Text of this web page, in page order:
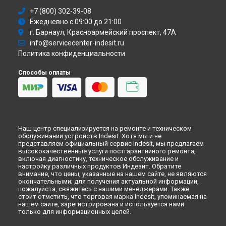
Иркутске
Ремонт посудомоечной машины DFP 573 NX Indesit в
Самаре
Ремонт посудомоечной машины DFP 573 NX Indesit в
Ремонт посудомоечной машины DFP 573 NX Indesit в
Ремонт посудомоечной машины DFP 573 NX Indesit в
Ремонт посудомоечной машины DFP 573 NX Indesit в
Ульяновске
Ремонт посудомоечной машины DFP 573 NX Indesit в
Оренбурге
Ремонт посудомоечной машины DFP 573 NX Indesit в
Кемерово
Ремонт посудомоечной машины DFP 573 NX Indesit в
Новокузнецке
Ремонт посудомоечной машины DFP 573 NX Indesit в
Рязани
Ремонт посудомоечной машины DFP 573 NX Indesit в
Астрахани
+7 (800) 302-39-08
Ежедневно с 09:00 до 21:00
г. Барнаул, Красноармейский проспект, 47А
info@servicecenter-indesit.ru
Политика конфиденциальности
Способы оплаты
Наш центр специализируется на ремонте и техническом
обслуживании устройств Indesit. Хотя мы и не
представляем официальный сервис Indesit, мы предлагаем
высококачественные услуги постгарантийного ремонта,
включая диагностику, техническое обслуживание и
настройку различных продуктов Индезит. Обратите
внимание, что цены, указанные на нашем сайте, не являются
окончательными; для получения актуальной информации,
пожалуйста, свяжитесь с нашими менеджерами. Также
стоит отметить, что торговая марка Indesit, упоминаемая на
нашем сайте, зарегистрирована и используется нами
только для информационных целей.